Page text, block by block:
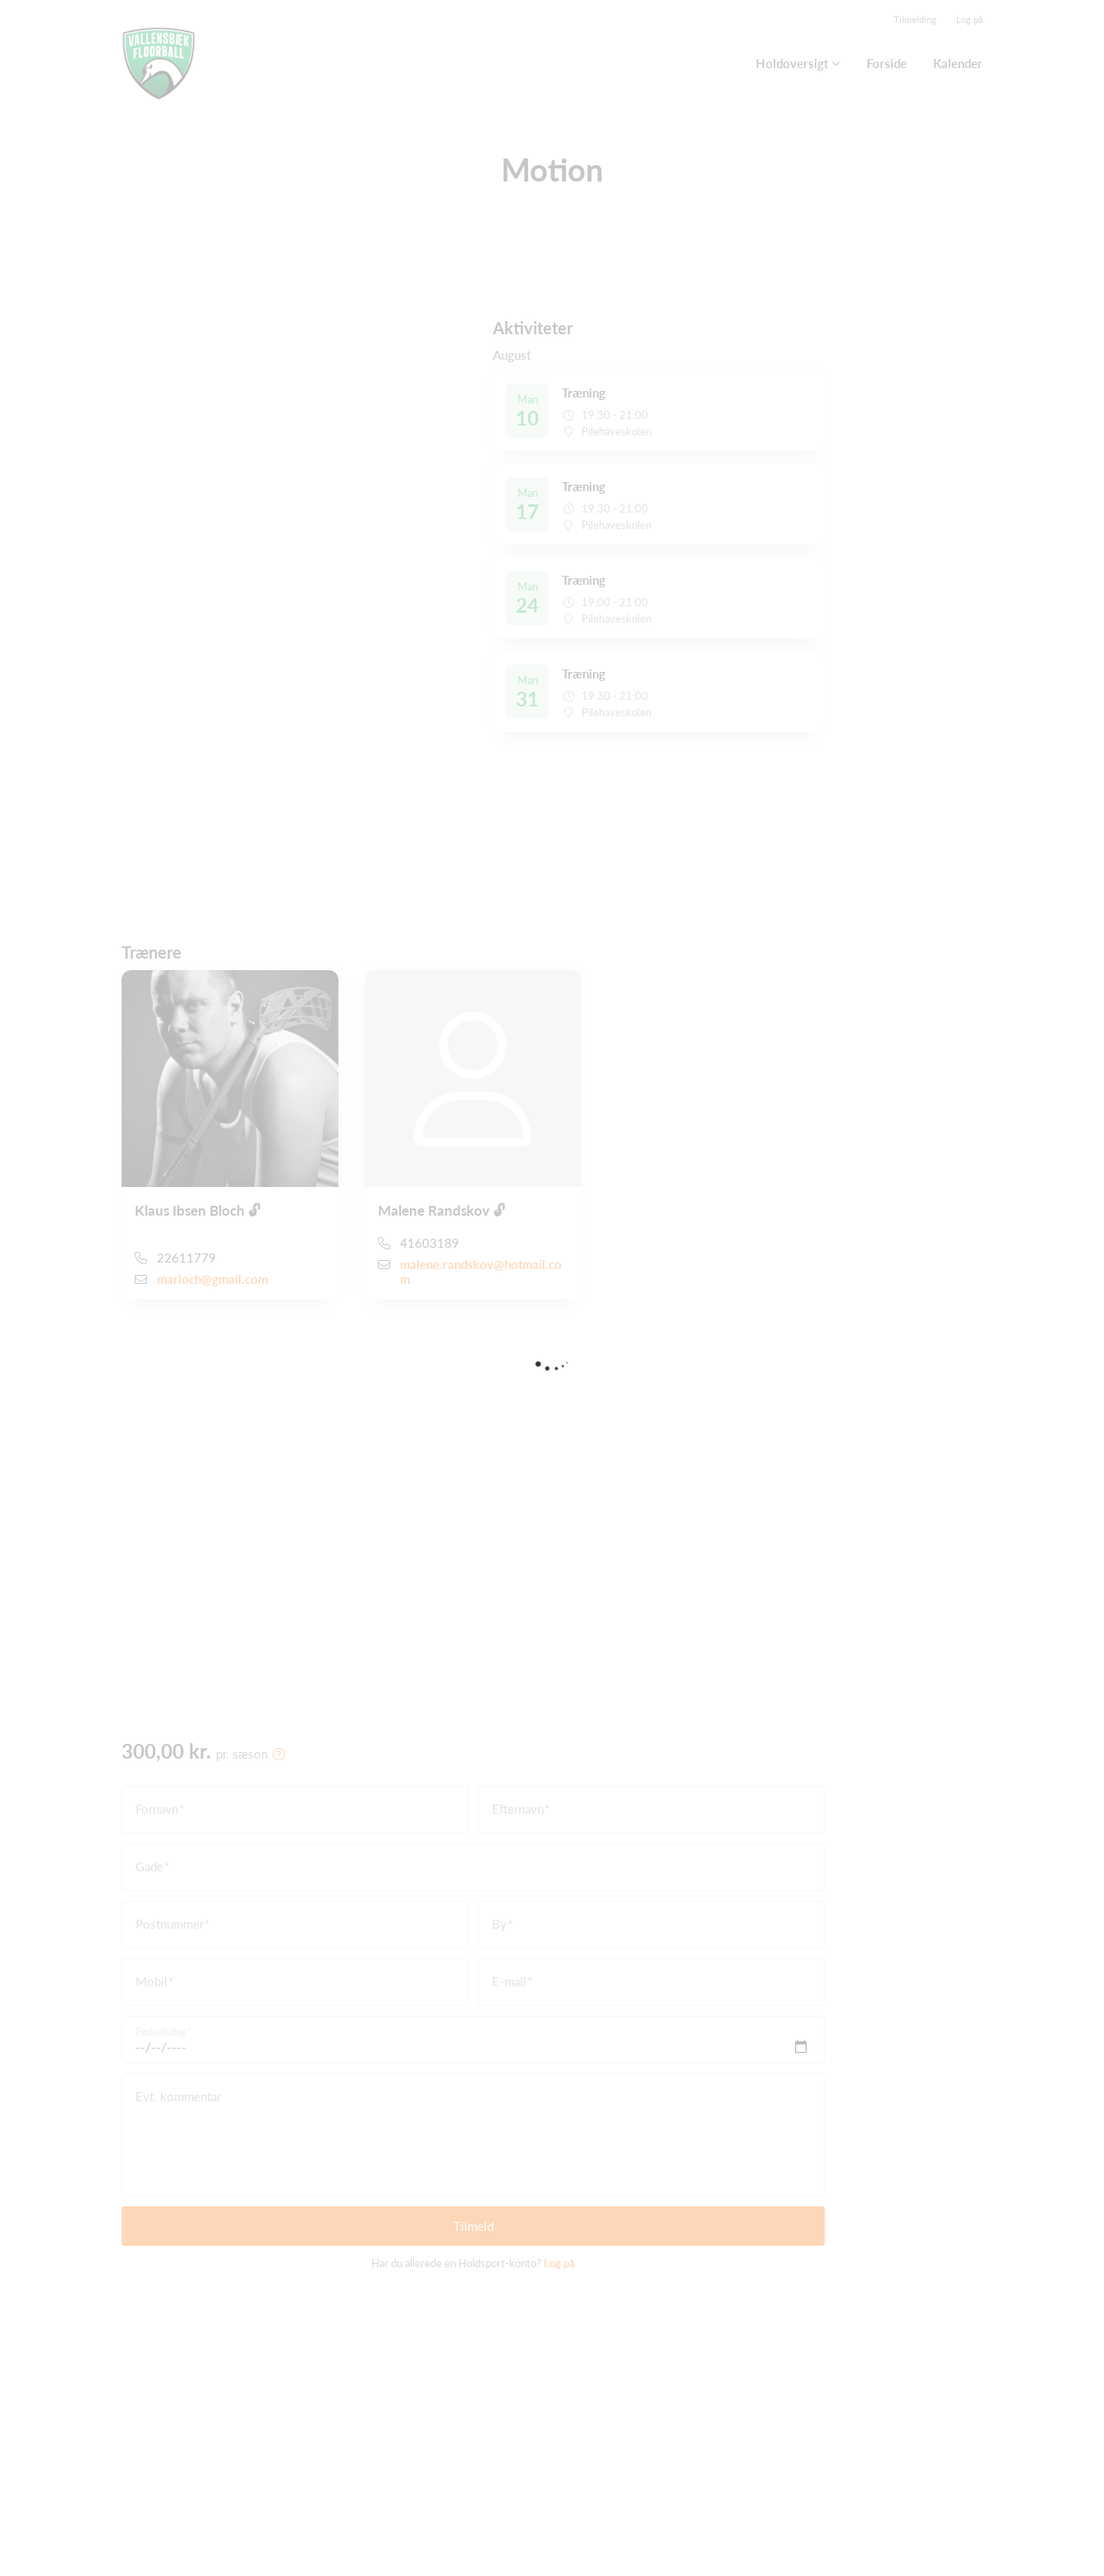
Tilmelding Log på
Holdoversigt Forside Kalender
Motion
Aktiviteter
August
Man
10
Træning
19:30 - 21:00
Pilehaveskolen
Man
17
Træning
19:30 - 21:00
Pilehaveskolen
Man
24
Træning
19:00 - 21:00
Pilehaveskolen
Man
31
Træning
19:30 - 21:00
Pilehaveskolen
Trænere
Klaus Ibsen Bloch 🔓
22611779
marloch@gmail.com
Malene Randskov 🔓
41603189
malene.randskov@hotmail.co
m
300,00 kr. pr. sæson
Fornavn Efternavn
Gade
Postnummer By
Mobil E-mail
Evt. kommentar
Tilmeld
Har du allerede en Holdsport-konto? Log på